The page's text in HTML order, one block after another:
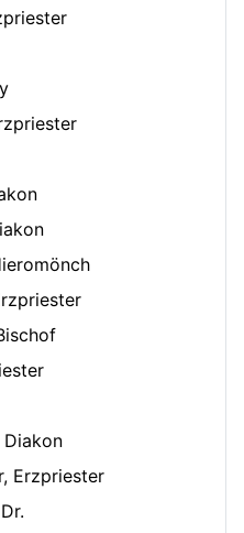
Diakon
Erzpriester